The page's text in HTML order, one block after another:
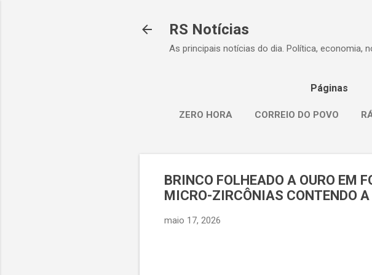
RS Notícias
As principais notícias do dia. Política, economia,
Páginas
ZERO HORA CORREIO DO POVO
BRINCO FOLHEADO A OURO EM
MICRO-ZIRCÔNIAS CONTENDO
maio 17, 2026